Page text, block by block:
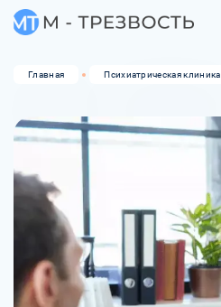
Главная Психиатрическая клиника